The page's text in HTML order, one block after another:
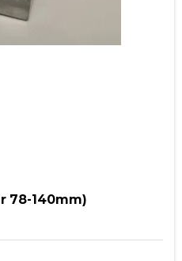
78-140mm)